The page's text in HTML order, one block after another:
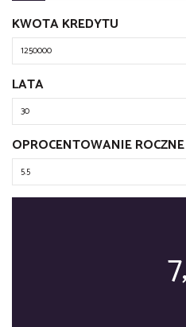
KWOTA KREDYTU
LATA
OPROCENTOWANIE ROCZNE